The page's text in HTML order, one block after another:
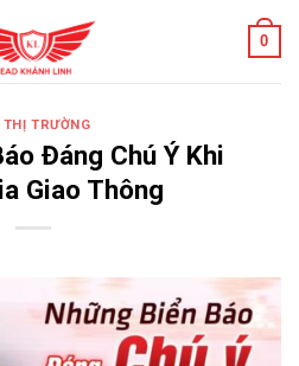
0
THỊ TRƯỜNG
Đáng Chú Ý Khi
Giao Thông